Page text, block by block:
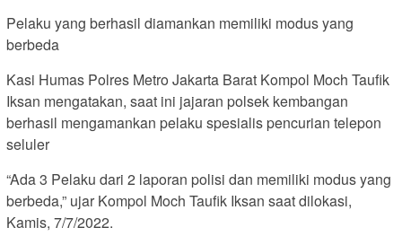
Pelaku yang berhasil diamankan memiliki modus yang
berbeda
Kasi Humas Polres Metro Jakarta Barat Kompol Moch Taufik
Iksan mengatakan, saat ini jajaran polsek kembangan
berhasil mengamankan pelaku spesialis pencurian telepon
seluler
“Ada 3 Pelaku dari 2 laporan polisi dan memiliki modus yang
berbeda,” ujar Kompol Moch Taufik Iksan saat dilokasi,
Kamis, 7/7/2022.